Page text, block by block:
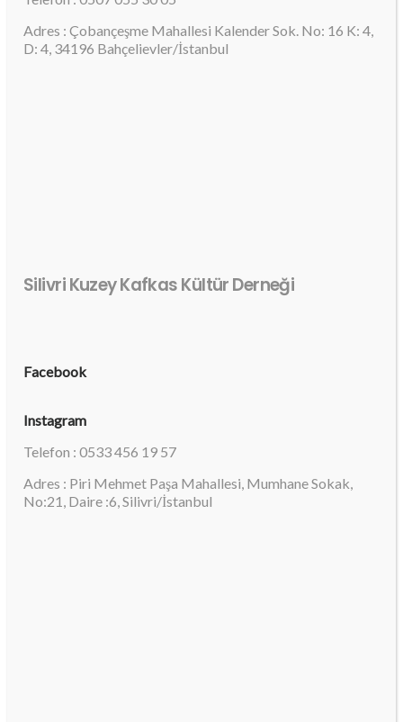
Adres : Çobançeşme Mahallesi Kalender Sok. No: 16 K: 4,
D: 4, 34196 Bahçelievler/İstanbul
Silivri Kuzey Kafkas Kültür Derneği
Facebook
Instagram
Telefon : 0533 456 19 57
Adres : Piri Mehmet Paşa Mahallesi, Mumhane Sokak,
No:21, Daire :6, Silivri/İstanbul